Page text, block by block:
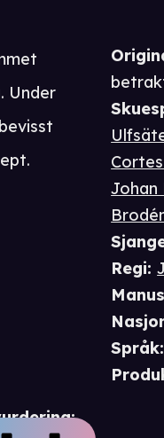
Johan
Regi:
Manus
Språk:
Under